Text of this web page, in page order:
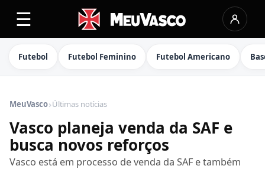
☰
Futebol Futebol Feminino Futebol Americano
MeuVasco›Últimas notícias
Vasco planeja venda da SAF e
busca novos reforços
Vasco está em processo de venda da SAF e também